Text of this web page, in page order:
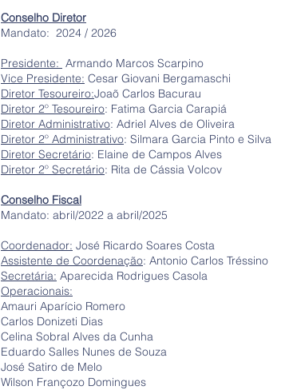
Conselho Diretor
Mandato: 2024 / 2026
Presidente: Armando Marcos Scarpino
Vice Presidente: Cesar Giovani Bergamaschi
Diretor Tesoureiro:Joaõ Carlos Bacurau
Diretor 2º Tesoureiro: Fatima Garcia Carapiá
Diretor Administrativo: Adriel Alves de Oliveira
Diretor 2º Administrativo: Silmara Garcia Pinto e Silva
Diretor Secretário: Elaine de Campos Alves
Diretor 2º Secretário: Rita de Cássia Volcov
Conselho Fiscal
Mandato: abril/2022 a abril/2025
Coordenador: José Ricardo Soares Costa
Assistente de Coordenação: Antonio Carlos Tréssino
Secretária: Aparecida Rodrigues Casola
Operacionais:
Amauri Aparício Romero
Carlos Donizeti Dias
Celina Sobral Alves da Cunha
Eduardo Salles Nunes de Souza
José Satiro de Melo
Wilson Françozo Domingues